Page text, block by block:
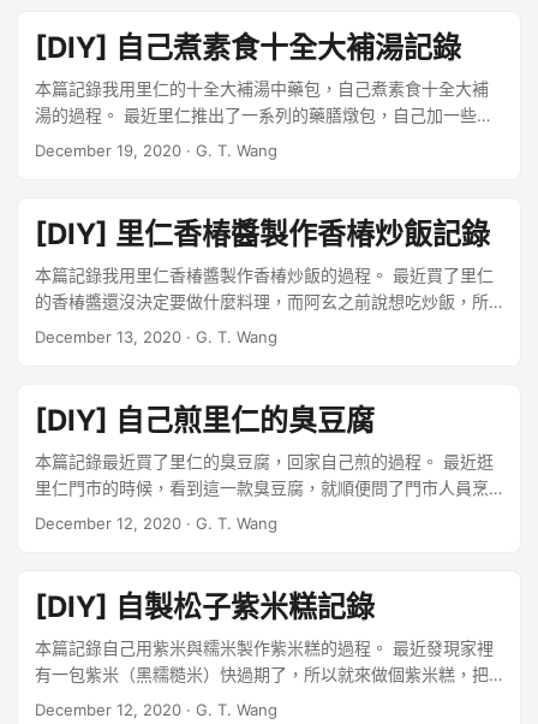
餐廳。 ...
[DIY] 自己煮素食十全大補湯記錄
本篇記錄我用里仁的十全大補湯中藥包，自己煮素食十全大補
湯的過程。 最近里仁推出了一系列的藥膳燉包，自己加一些料
就可以輕鬆煮補湯，非常方便。 ...
December 19, 2020 · G. T. Wang
[DIY] 里仁香椿醬製作香椿炒飯記錄
本篇記錄我用里仁香椿醬製作香椿炒飯的過程。 最近買了里仁
的香椿醬還沒決定要做什麼料理，而阿玄之前說想吃炒飯，所
以今天就試做一下香椿炒飯。 ...
December 13, 2020 · G. T. Wang
[DIY] 自己煎里仁的臭豆腐
本篇記錄最近買了里仁的臭豆腐，回家自己煎的過程。 最近逛
里仁門市的時候，看到這一款臭豆腐，就順便問了門市人員烹
煮方式，她們跟我說可以直接煎了之後，切小塊、灑胡椒鹽、
December 12, 2020 · G. T. Wang
[DIY] 自製松子紫米糕記錄
本篇記錄自己用紫米與糯米製作紫米糕的過程。 最近發現家裡
有一包紫米（黑糯糙米）快過期了，所以就來做個紫米糕，把
它趕快用掉，這個配方式自己調整過的，雖然做出來的紫米糕
December 12, 2020 · G. T. Wang